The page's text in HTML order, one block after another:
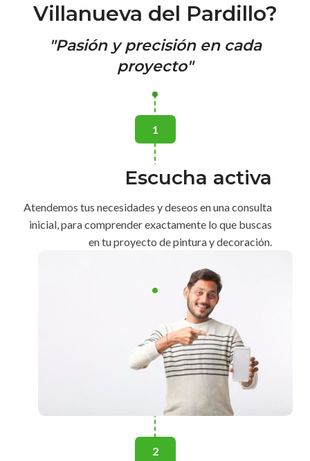
Villanueva del Pardillo?
"Pasión y precisión en cada
proyecto"
1
Escucha activa
Atendemos tus necesidades y deseos en una consulta
inicial, para comprender exactamente lo que buscas
en tu proyecto de pintura y decoración.
2